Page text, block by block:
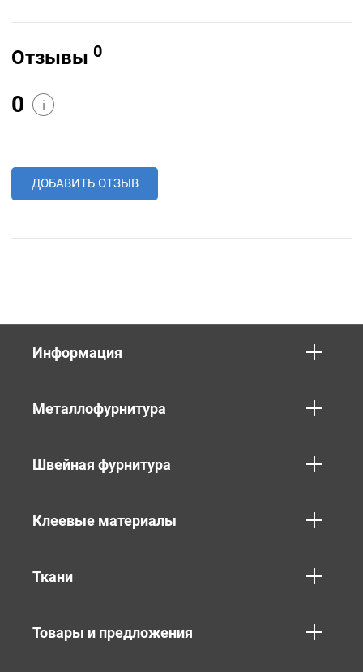
Отзывы 0
0 i
ДОБАВИТЬ ОТЗЫВ
Информация
Металлофурнитура
Швейная фурнитура
Клеевые материалы
Ткани
Товары и предложения